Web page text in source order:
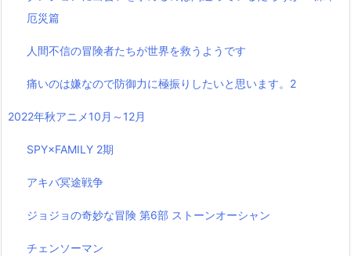
厄災篇
人間不信の冒険者たちが世界を救うようです
痛いのは嫌なので防御力に極振りしたいと思います。2
2022年秋アニメ10月～12月
SPY×FAMILY 2期
アキバ冥途戦争
ジョジョの奇妙な冒険 第6部 ストーンオーシャン
チェンソーマン